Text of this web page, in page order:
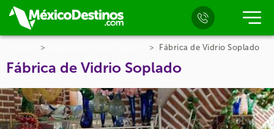
Fábrica de Vidrio Soplado
Fábrica de Vidrio Soplado